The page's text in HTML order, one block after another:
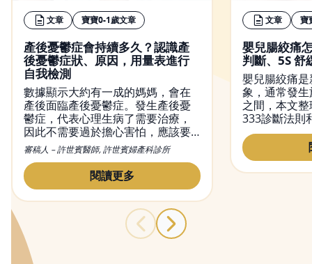
文章 寶寶0-1歲文章
產後憂鬱症會持續多久？認識產
後憂鬱症狀、原因，用量表進行
自我檢測
數據顯示大約有一成的媽媽，會在
產後面臨產後憂鬱症。發生產後憂
鬱症，代表心理生病了需要治療，
因此不需要過於擔心害怕，應該要
正確面對產後憂鬱症，並尋求醫生
的專業治療。本文會帶你認識產後
憂鬱症的原因、症狀，即幫助你使
用正確的方式自我檢測產後憂鬱。
審稿人 – 許世賓醫師, 許世賓婦產科診所
閱讀更多
文章 寶
嬰兒腸絞痛
判斷、5S 舒
嬰兒腸絞痛
象，通常發
之間，本文
333診斷法則
巧，幫助爸
法，安心陪